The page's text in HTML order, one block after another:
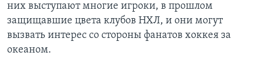
них выступают многие игроки, в прошлом
защищавшие цвета клубов НХЛ, и они могут
вызвать интерес со стороны фанатов хоккея за
океаном.